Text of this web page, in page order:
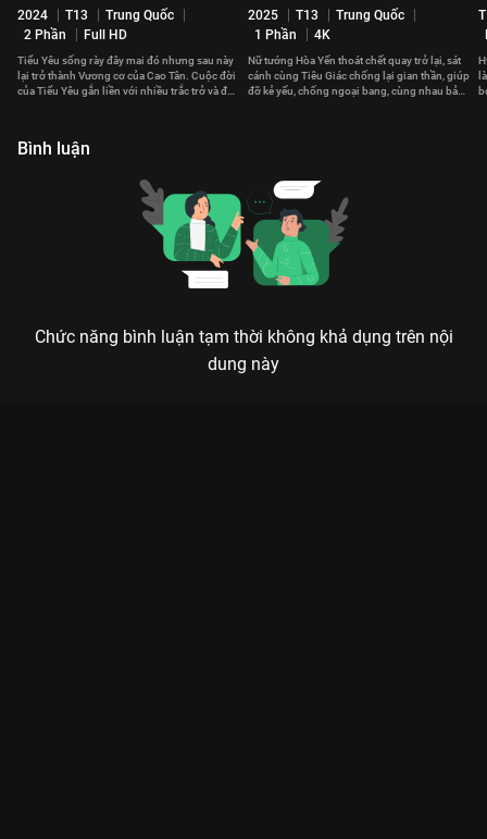
2024 T13
Trung Quốc
2 Phần
Full HD
Tiểu Yêu sống rày đây mai đó nhưng sau này
lại trở thành Vương cơ của Cao Tân. Cuộc đời
của Tiểu Yêu gắn liền với nhiều trắc trở và đau
2025 T13
Trung Quốc
1 Phần
4K
Nữ tướng Hòa Yến thoát chết quay trở lại, sát
cánh cùng Tiêu Giác chống lại gian thần, giúp
đỡ kẻ yếu, chống ngoại bang, cùng nhau bảo
Bình luận
Chức năng bình luận tạm thời không khả dụng trên nội
dung này